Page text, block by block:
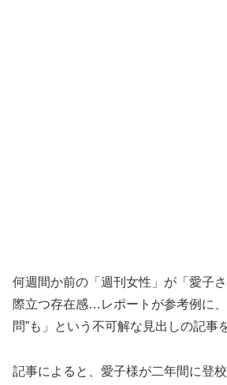
何週間か前の「週刊女性」が「愛子
際立つ存在感…レポートが参考例に
問”も」という不可解な見出しの記事
記事によると、愛子様が二年間に登